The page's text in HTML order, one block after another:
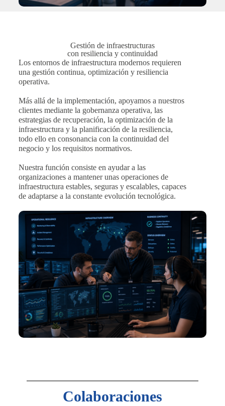
Gestión de infraestructuras
con resiliencia y continuidad
Los entornos de infraestructura modernos requieren
una gestión continua, optimización y resiliencia
operativa.
Más allá de la implementación, apoyamos a nuestros
clientes mediante la gobernanza operativa, las
estrategias de recuperación, la optimización de la
infraestructura y la planificación de la resiliencia,
todo ello en consonancia con la continuidad del
negocio y los requisitos normativos.
Nuestra función consiste en ayudar a las
organizaciones a mantener unas operaciones de
infraestructura estables, seguras y escalables, capaces
de adaptarse a la constante evolución tecnológica.
Colaboraciones